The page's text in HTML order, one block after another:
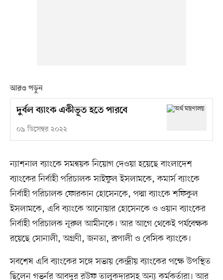
আরও পড়ুন
দুর্বল ব্যাংক একীভূত হতে পারবে
০৯ ডিসেম্বর ২০২২
ন্যাশনাল ব্যাংকে সমন্বয়ক নিয়োগ দেওয়া হয়েছে বাংলাদেশ
ব্যাংকের নির্বাহী পরিচালক সাইফুল ইসলামকে, কমার্স ব্যাংকে
নির্বাহী পরিচালক ফোরকান হোসেনকে, পদ্মা ব্যাংকে শফিকুল
ইসলামকে, এবি ব্যাংকে আনোয়ার হোসেনকে ও ওয়ান ব্যাংকের
নির্বাহী পরিচালক নূরুল আমীনকে। আর আগে থেকেই পর্যবেক্ষক
রয়েছে সোনালী, অগ্রণী, জনতা, রূপালী ও বেসিক ব্যাংকে।
সবশেষ এবি ব্যাংকের সঙ্গে সভায় কেন্দ্রীয় ব্যাংকের পক্ষে উপস্থিত
ছিলেন গভর্নর আবদুর রউফ তালুকদারসহ অন্য কর্মকর্তারা। আর